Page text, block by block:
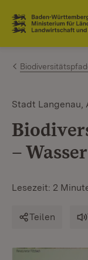
Zum Inhalt
Link zur
Stadt Langenau,
–
Lesezeit: 2
Teilen